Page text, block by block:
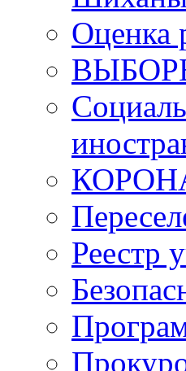
Оценка
Реестр